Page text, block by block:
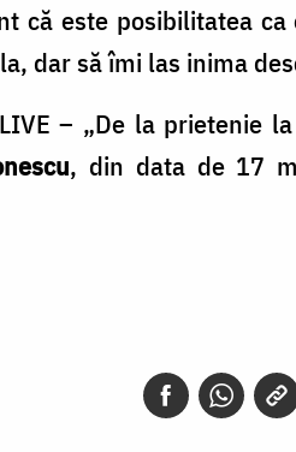
că este posibilitatea
dar să îmi las inima
– „De la prietenie
, din data de 17